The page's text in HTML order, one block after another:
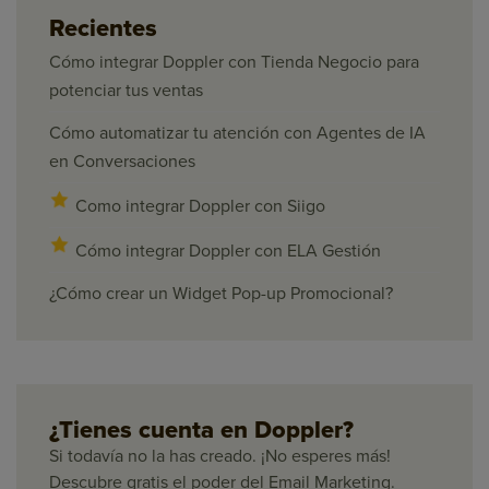
Recientes
Cómo integrar Doppler con Tienda Negocio para
potenciar tus ventas
Cómo automatizar tu atención con Agentes de IA
en Conversaciones
Como integrar Doppler con Siigo
Cómo integrar Doppler con ELA Gestión
¿Cómo crear un Widget Pop-up Promocional?
¿Tienes cuenta en Doppler?
Si todavía no la has creado. ¡No esperes más!
Descubre gratis el poder del Email Marketing.